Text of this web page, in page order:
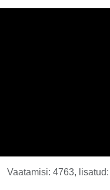
Vaatamisi: 4763,